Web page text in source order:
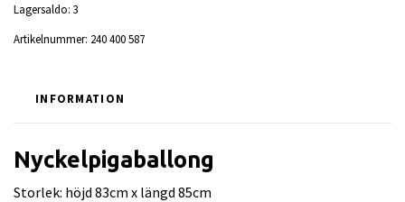
Lagersaldo: 3
Artikelnummer: 240 400 587
INFORMATION
Nyckelpigaballong
Storlek: höjd 83cm x längd 85cm